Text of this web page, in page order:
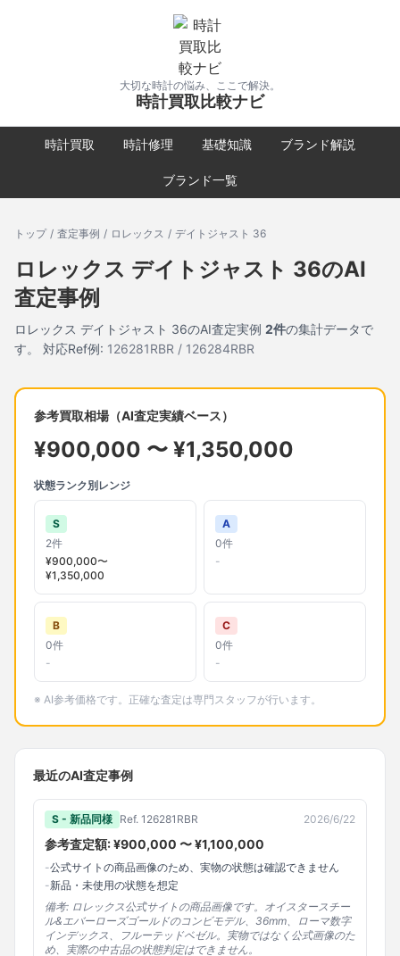
大切な時計の悩み、ここで解決。
時計買取比較ナビ
時計買取 時計修理 基礎知識 ブランド解説
ブランド一覧
トップ / 査定事例 / ロレックス / デイトジャスト 36
ロレックス デイトジャスト 36のAI
査定事例
ロレックス デイトジャスト 36のAI査定実例 2件の集計データで
す。
対応Ref例: 126281RBR / 126284RBR
参考買取相場（AI査定実績ベース）
¥900,000 〜 ¥1,350,000
状態ランク別レンジ
S
2件
¥900,000〜
¥1,350,000
A
0件
-
B
0件
-
C
0件
-
※ AI参考価格です。正確な査定は専門スタッフが行います。
最近のAI査定事例
S - 新品同様 Ref. 126281RBR 2026/6/22
参考査定額: ¥900,000 〜 ¥1,100,000
-公式サイトの商品画像のため、実物の状態は確認できません
-新品・未使用の状態を想定
備考: ロレックス公式サイトの商品画像です。オイスタースチー
ル&エバーローズゴールドのコンビモデル、36mm、ローマ数字
インデックス、フルーテッドベゼル。実物ではなく公式画像のた
め、実際の中古品の状態判定はできません。